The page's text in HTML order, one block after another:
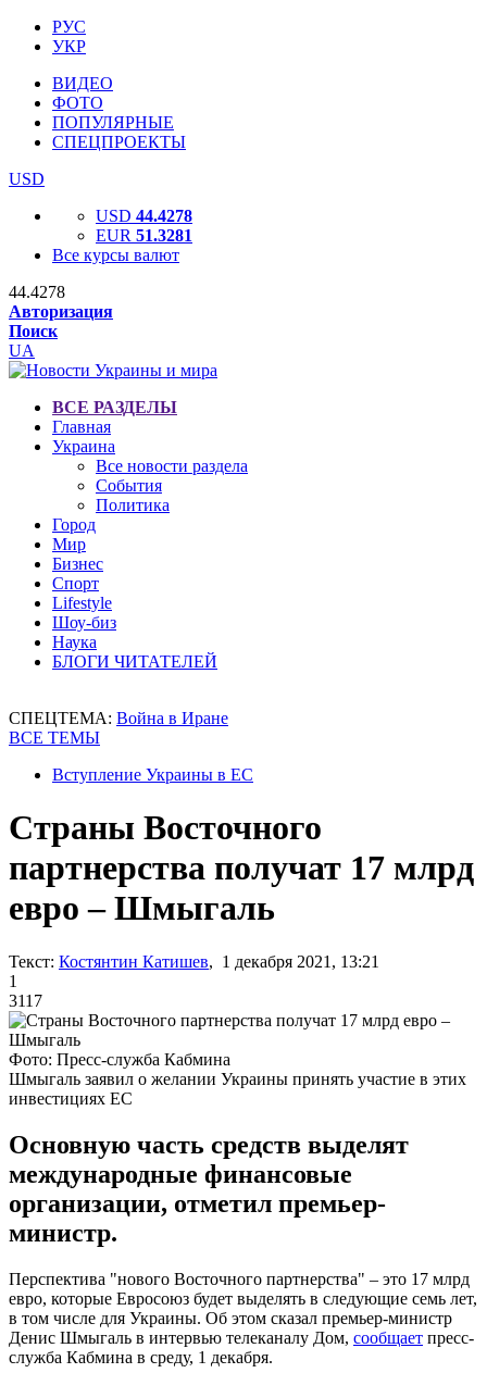
РУС
УКР
ВИДЕО
ФОТО
ПОПУЛЯРНЫЕ
СПЕЦПРОЕКТЫ
USD
USD 44.4278
EUR 51.3281
Все курсы валют
44.4278
Авторизация
Поиск
UA
ВСЕ РАЗДЕЛЫ
Главная
Украина
Все новости раздела
События
Политика
Город
Мир
Бизнес
Спорт
Lifestyle
Шоу-биз
Наука
БЛОГИ ЧИТАТЕЛЕЙ
СПЕЦТЕМА: Война в Иране
ВСЕ ТЕМЫ
Вступление Украины в ЕС
Страны Восточного
партнерства получат 17 млрд
евро – Шмыгаль
Текст: Костянтин Катишев, 1 декабря 2021, 13:21
1
3117
Фото: Пресс-служба Кабмина
Шмыгаль заявил о желании Украины принять участие в этих
инвестициях ЕС
Основную часть средств выделят
международные финансовые
организации, отметил премьер-
министр.
Перспектива "нового Восточного партнерства" – это 17 млрд
евро, которые Евросоюз будет выделять в следующие семь лет,
в том числе для Украины. Об этом сказал премьер-министр
Денис Шмыгаль в интервью телеканалу Дом, сообщает пресс-
служба Кабмина в среду, 1 декабря.